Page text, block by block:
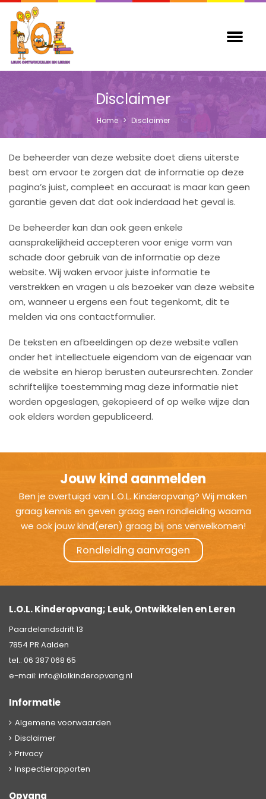
Disclaimer
Home > Disclaimer
De beheerder van deze website doet diens uiterste
best om ervoor te zorgen dat de informatie op deze
pagina’s juist, compleet en accuraat is maar kan geen
garantie geven dat dat ook inderdaad het geval is.
De beheerder kan dan ook geen enkele
aansprakelijkheid accepteren voor enige vorm van
schade door gebruik van de informatie op deze
website. Wij waken ervoor juiste informatie te
verstrekken en vragen u als bezoeker van deze website
om, wanneer u ergens een fout tegenkomt, dit te
melden via ons contactformulier.
De teksten en afbeeldingen op deze website vallen
onder het intellectuele eigendom van de eigenaar van
de website en hierop berusten auteursrechten. Zonder
schriftelijke toestemming mag deze informatie niet
worden opgeslagen, gekopieerd of op welke wijze dan
ook elders worden gepubliceerd.
Jouw kind aanmelden
Ben je overtuigd van L.O.L. Kinderopvang? Wij maken
graag kennis en geven graag een rondleiding waarna
we ook jouw kind(eren) graag bij ons verwelkomen!
Rondleiding aanvragen
L.O.L. Kinderopvang; Leuk, Ontwikkelen en Leren
Paardelandsdrift 13
7854 PR Aalden
tel.: 06 387 068 65
e-mail: info@lolkinderopvang.nl
Informatie
Algemene voorwaarden
Disclaimer
Privacy
Inspectierapporten
Opvang